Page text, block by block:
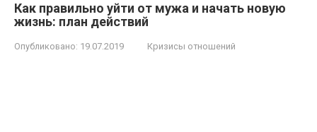
Как правильно уйти от мужа и начать новую
жизнь: план действий
Опубликовано: 19.07.2019 Кризисы отношений